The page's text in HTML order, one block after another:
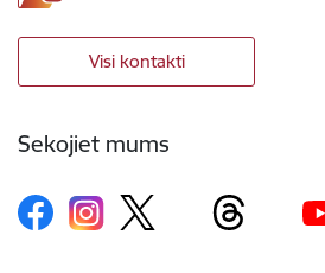
Visi kontakti
Sekojiet mums